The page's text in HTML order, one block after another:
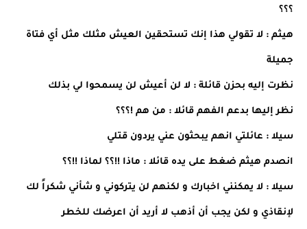
؟؟؟
هيثم : لا تقولي هذا إنك تستحقين العيش مثلك مثل أي فتاة
جميلة
نظرت إليه بحزن قائلة : لا لن أعيش لن يسمحوا لي بذلك
نظر إليها بدعم الفهم قائلا : من هم !؟؟؟
سيلا : عائلتي انهم يبحثون عني يردون قتلي
انصدم هيثم ضغط على يده قائلا : ماذا !!؟؟ لماذا !!؟؟
سيلا : لا يمكنني اخبارك و لكنهم لن يتركوني و شأني شكراً لك
لإنقاذي و لكن يجب أن أذهب لا أريد أن اعرضك للخطر